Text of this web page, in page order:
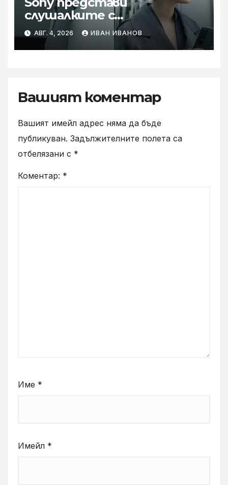
слушалките с
шумопотискане WH-
1000XM6 в нов цвят „Olive
Gray“
АВГ. 4, 2026 ИВАН ИВАНОВ
Вашият коментар
Вашият имейл адрес няма да бъде
публикуван. Задължителните полета са
отбелязани с *
Коментар: *
Име *
Имейл *